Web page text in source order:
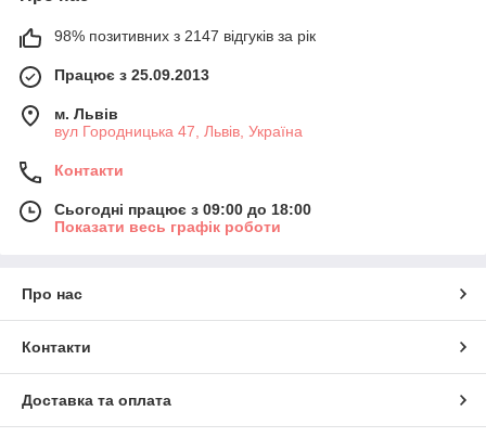
98% позитивних з 2147 відгуків за рік
Працює з 25.09.2013
м. Львів
вул Городницька 47, Львів, Україна
Контакти
Сьогодні працює з 09:00 до 18:00
Показати весь графік роботи
Про нас
Контакти
Доставка та оплата